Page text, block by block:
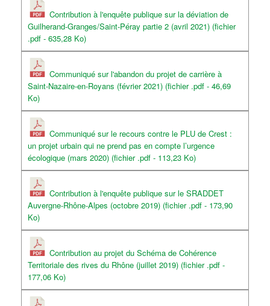
Contribution à l'enquête publique sur la déviation de
Guilherand-Granges/Saint-Péray partie 2 (avril 2021) (fichier
.pdf - 635,28 Ko)
Communiqué sur l'abandon du projet de carrière à
Saint-Nazaire-en-Royans (février 2021) (fichier .pdf - 46,69
Ko)
Communiqué sur le recours contre le PLU de Crest :
un projet urbain qui ne prend pas en compte l’urgence
écologique (mars 2020) (fichier .pdf - 113,23 Ko)
Contribution à l'enquête publique sur le SRADDET
Auvergne-Rhône-Alpes (octobre 2019) (fichier .pdf - 173,90
Ko)
Contribution au projet du Schéma de Cohérence
Territoriale des rives du Rhône (juillet 2019) (fichier .pdf -
177,06 Ko)